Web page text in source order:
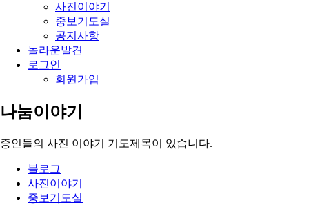
사진이야기
중보기도실
공지사항
놀라운발견
로그인
회원가입
나눔이야기
증인들의 사진 이야기 기도제목이 있습니다.
블로그
사진이야기
중보기도실